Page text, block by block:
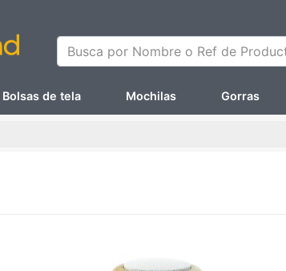
Busca por Nombre o Ref de Producto
Bolsas de tela Mochilas Gorras